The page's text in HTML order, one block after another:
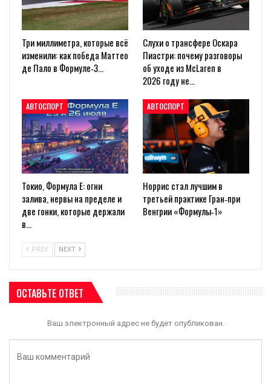
Три миллиметра, которые всё
изменили: как победа Маттео
де Пало в Формуле‑3…
Слухи о трансфере Оскара
Пиастри: почему разговоры
об уходе из McLaren в
2026 году не…
АВТОСПОРТ
Токио, Формула E: огни
залива, нервы на пределе и
две гонки, которые держали
в…
АВТОСПОРТ
Норрис стал лучшим в
третьей практике Гран‑при
Венгрии «Формулы‑1»
PREV NEXT
ОСТАВЬТЕ ОТВЕТ
Ваш электронный адрес не будет опубликован.